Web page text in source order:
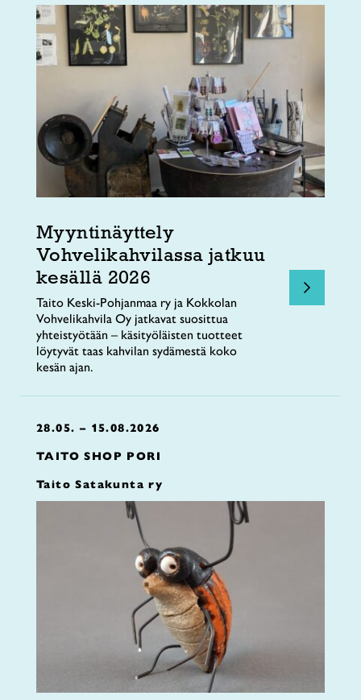
Myyntinäyttely
Vohvelikahvilassa jatkuu
kesällä 2026
Taito Keski-Pohjanmaa ry ja Kokkolan
Vohvelikahvila Oy jatkavat suosittua
yhteistyötään – käsityöläisten tuotteet
löytyvät taas kahvilan sydämestä koko
kesän ajan.
28.05. – 15.08.2026
TAITO SHOP PORI
Taito Satakunta ry